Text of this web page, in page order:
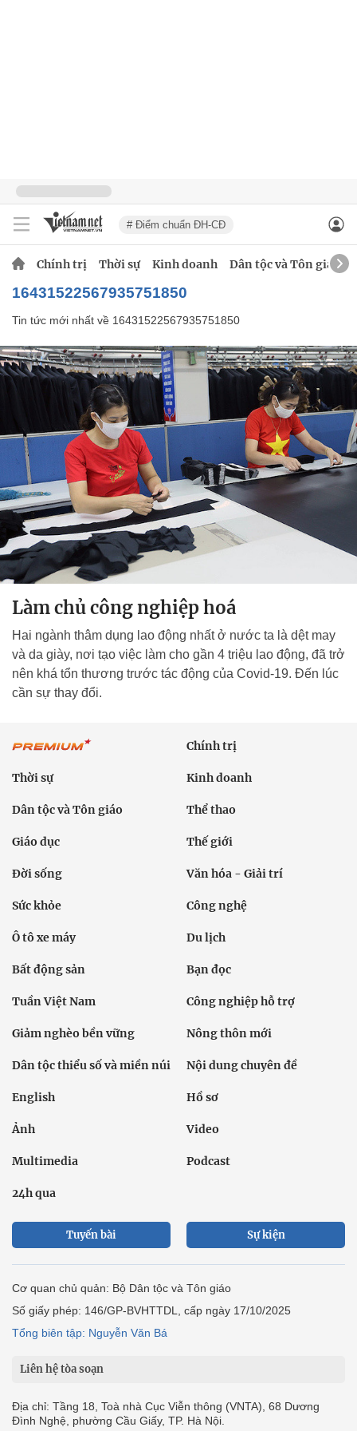
# Điểm chuẩn ĐH-CĐ
Chính trị Thời sự Kinh doanh Dân tộc và Tôn giáo
16431522567935751850
Tin tức mới nhất về 16431522567935751850
Làm chủ công nghiệp hoá
Hai ngành thâm dụng lao động nhất ở nước ta là dệt may
và da giày, nơi tạo việc làm cho gần 4 triệu lao động, đã trở
nên khá tổn thương trước tác động của Covid-19. Đến lúc
cần sự thay đổi.
Chính trị
Thời sự Kinh doanh
Dân tộc và Tôn giáo Thể thao
Giáo dục Thế giới
Đời sống Văn hóa - Giải trí
Sức khỏe Công nghệ
Ô tô xe máy Du lịch
Bất động sản Bạn đọc
Tuần Việt Nam Công nghiệp hỗ trợ
Giảm nghèo bền vững Nông thôn mới
Dân tộc thiểu số và miền núi Nội dung chuyên đề
English Hồ sơ
Ảnh Video
Multimedia Podcast
24h qua
Tuyến bài Sự kiện
Cơ quan chủ quản: Bộ Dân tộc và Tôn giáo
Số giấy phép: 146/GP-BVHTTDL, cấp ngày 17/10/2025
Tổng biên tập: Nguyễn Văn Bá
Liên hệ tòa soạn
Địa chỉ: Tầng 18, Toà nhà Cục Viễn thông (VNTA), 68 Dương
Đình Nghệ, phường Cầu Giấy, TP. Hà Nội.